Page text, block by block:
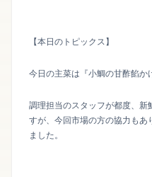
【本日のトピックス】
今日の主菜は『小鯛の甘酢餡か
調理担当のスタッフが都度、新
すが、今回市場の方の協力もあ
ました。